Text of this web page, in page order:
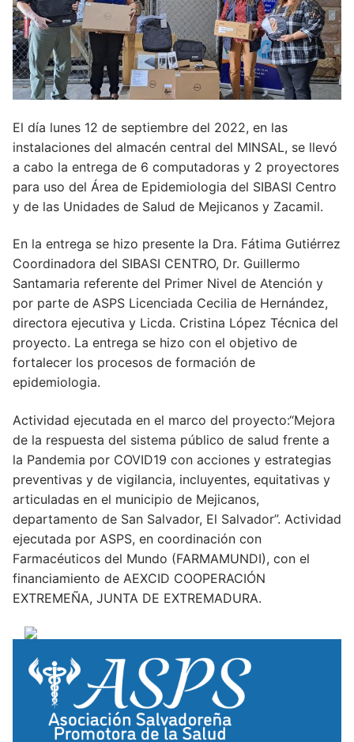
El día lunes 12 de septiembre del 2022, en las
instalaciones del almacén central del MINSAL, se llevó
a cabo la entrega de 6 computadoras y 2 proyectores
para uso del Área de Epidemiologia del SIBASI Centro
y de las Unidades de Salud de Mejicanos y Zacamil.
En la entrega se hizo presente la Dra. Fátima Gutiérrez
Coordinadora del SIBASI CENTRO, Dr. Guillermo
Santamaria referente del Primer Nivel de Atención y
por parte de ASPS Licenciada Cecilia de Hernández,
directora ejecutiva y Licda. Cristina López Técnica del
proyecto. La entrega se hizo con el objetivo de
fortalecer los procesos de formación de
epidemiologia.
Actividad ejecutada en el marco del proyecto:“Mejora
de la respuesta del sistema público de salud frente a
la Pandemia por COVID19 con acciones y estrategias
preventivas y de vigilancia, incluyentes, equitativas y
articuladas en el municipio de Mejicanos,
departamento de San Salvador, El Salvador”. Actividad
ejecutada por ASPS, en coordinación con
Farmacéuticos del Mundo (FARMAMUNDI), con el
financiamiento de AEXCID COOPERACIÓN
EXTREMEÑA, JUNTA DE EXTREMADURA.